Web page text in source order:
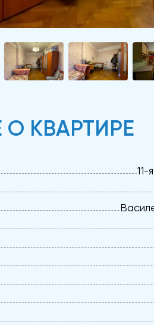
КВАРТИРЕ
11-